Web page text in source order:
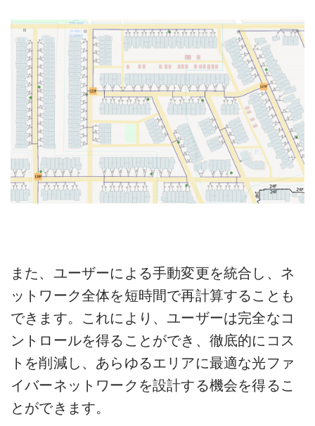
また、ユーザーによる手動変更を統合し、ネ
ットワーク全体を短時間で再計算することも
できます。これにより、ユーザーは完全なコ
ントロールを得ることができ、徹底的にコス
トを削減し、あらゆるエリアに最適な光ファ
イバーネットワークを設計する機会を得るこ
とができます。